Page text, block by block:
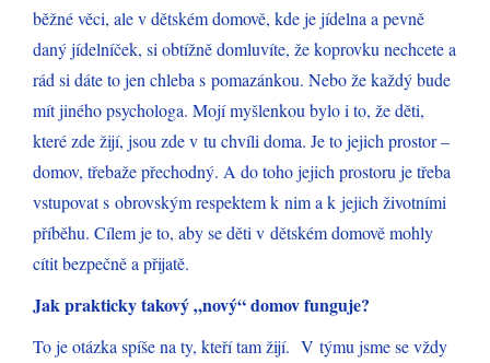
běžné věci, ale v dětském domově, kde je jídelna a pevně
daný jídelníček, si obtížně domluvíte, že koprovku nechcete a
rád si dáte to jen chleba s pomazánkou. Nebo že každý bude
mít jiného psychologa. Mojí myšlenkou bylo i to, že děti,
které zde žijí, jsou zde v tu chvíli doma. Je to jejich prostor –
domov, třebaže přechodný. A do toho jejich prostoru je třeba
vstupovat s obrovským respektem k nim a k jejich životními
příběhu. Cílem je to, aby se děti v dětském domově mohly
cítit bezpečně a přijatě.
Jak prakticky takový „nový“ domov funguje?
To je otázka spíše na ty, kteří tam žijí. V týmu jsme se vždy